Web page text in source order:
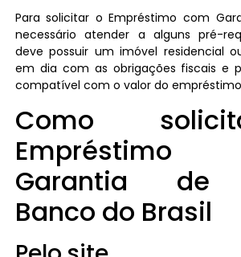
Para solicitar o Empréstimo com
necessário atender a alguns pré-
deve possuir um imóvel residencial
em dia com as obrigações fiscais e
compatível com o valor do
Como
Garantia de
Banco do Brasil